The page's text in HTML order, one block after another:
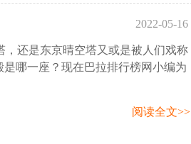
2022-05-16
11:14:21
还是东京晴空塔又或是被人们戏称
哪一座？现在巴拉排行榜网小编为
阅读全文>>